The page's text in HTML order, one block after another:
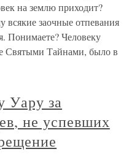
на землю приходит?
всякие заочные отпевания
Понимаете? Человеку
Святыми Тайнами, было в
Уару за
не успевших